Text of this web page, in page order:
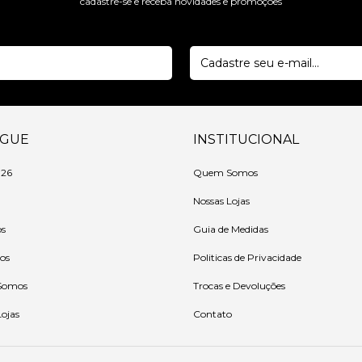
INSTITUCIONAL
Quem Somos
Nossas Lojas
Guia de Medidas
Politicas de Privacidade
Trocas e Devoluções
Contato